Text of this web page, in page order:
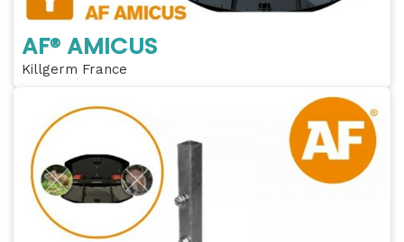
AF® AMICUS
Killgerm France